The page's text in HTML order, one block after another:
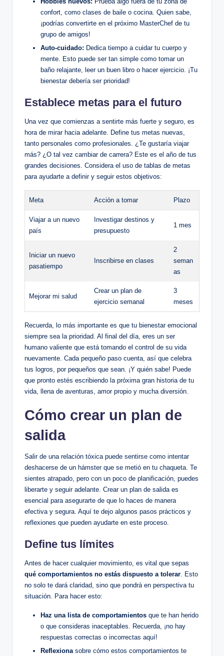
confort, como clases de baile o cocina. Quien sabe,
¡podrías convertirte en el próximo MasterChef de tu
grupo de amigos!
Auto-cuidado: Dedica tiempo a cuidar tu cuerpo y
mente. Esto puede ser tan simple como tomar un
baño relajante, leer un buen libro o hacer ejercicio. ¡Tu
bienestar debería ser prioridad!
Establece metas para el futuro
Una vez que comienzas a sentirte más fuerte y seguro, es
hora de mirar hacia adelante. Define tus metas nuevas,
tanto personales como profesionales. ¿Te gustaría viajar
más? ¿O tal vez cambiar de carrera? Este es el año de tus
grandes decisiones. Considera el uso de tablas de metas
para ayudarte a definir y seguir estos objetivos:
Meta Acción a tomar Plazo
Viajar a un nuevo
país
Investigar destinos y
presupuesto
1 mes
Iniciar un nuevo
pasatiempo
Inscribirse en clases
2
seman
as
Mejorar mi salud
Crear un plan de
ejercicio semanal
3
meses
Recuerda, lo más importante es que tu bienestar emocional
siempre sea la prioridad. Al final del día, eres un ser
humano valiente que está tomando el control de su vida
nuevamente. Cada pequeño paso cuenta, así que celebra
tus logros, por pequeños que sean. ¡Y quién sabe! Puede
que pronto estés escribiendo la próxima gran historia de tu
vida, llena de aventuras, amor propio y mucha diversión.
Cómo crear un plan de
salida
Salir de una relación tóxica puede sentirse como intentar
deshacerse de un hámster que se metió en tu chaqueta. Te
sientes atrapado, pero con un poco de planificación, puedes
liberarte y seguir adelante. Crear un plan de salida es
esencial para asegurarte de que lo haces de manera
efectiva y segura. Aquí te dejo algunos pasos prácticos y
reflexiones que pueden ayudarte en este proceso.
Define tus límites
Antes de hacer cualquier movimiento, es vital que sepas
qué comportamientos no estás dispuesto a tolerar. Esto
no solo te dará claridad, sino que pondrá en perspectiva tu
situación. Para hacer esto:
Haz una lista de comportamientos que te han herido
o que consideras inaceptables. Recuerda, ¡no hay
respuestas correctas o incorrectas aquí!
Reflexionasobre cómo estos comportamientos te